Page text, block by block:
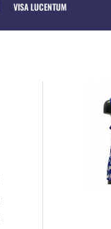
VISA LUCENTUM